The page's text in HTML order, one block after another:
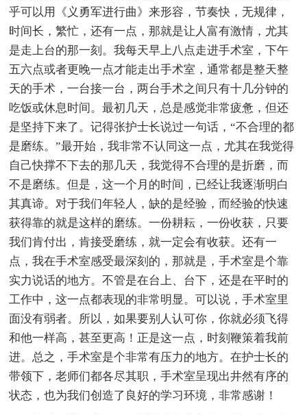
乎可以用《义勇军进行曲》来形容，节奏快，无规律，
时间长，繁忙，还有一点，那就是让人富有激情，尤其
是走上台的那一刻。我每天早上八点走进手术室，下午
五六点或者更晚一点才能走出手术室，通常都是整天整
天的手术，一台接一台，两台手术之间只有十几分钟的
吃饭或休息时间。最初几天，总是感觉非常疲惫，但还
是坚持下来了。记得张护士长说过一句话，“不合理的都
是磨练。”最开始，我非常不认同这一点，尤其在我觉得
自己快撑不下去的那几天，我觉得不合理的是折磨，而
不是磨练。但是，这一个月的时间，已经让我逐渐明白
其真谛。对于我们年轻人，缺的是经验，而经验的快速
获得靠的就是这样的磨练。一份耕耘，一份收获，只要
我们肯付出，肯接受磨练，就一定会有收获。还有一
点，我在手术室感受最深刻的，那就是，手术室是个靠
实力说话的地方。不管是在台上、台下，还是在平时的
工作中，这一点都表现的非常明显。可以说，手术室里
面没有弱者。所以，如果要别人认可你，你就必须飞得
和他一样高，甚至更高！正是这一点，时刻鞭策着我前
进。总之，手术室是个非常有压力的地方。在护士长的
带领下，老师们都各尽其职，手术室呈现出井然有序的
状态，也为我们创造了良好的学习环境，非常感谢！